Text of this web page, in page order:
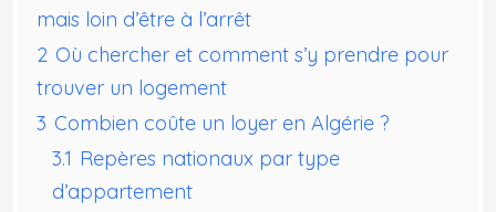
mais loin d’être à l’arrêt
2 Où chercher et comment s’y prendre pour
trouver un logement
3 Combien coûte un loyer en Algérie ?
3.1 Repères nationaux par type
d’appartement